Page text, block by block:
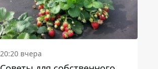
20:20 вчера